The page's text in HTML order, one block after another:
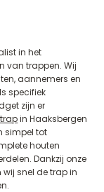
in het
van trappen. Wij
aannemers en
specifiek
zijn er
in Haaksbergen
simpel tot
houten
Dankzij onze
wij snel de trap in